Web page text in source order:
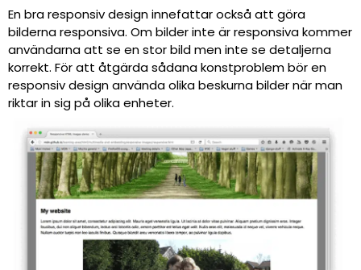
En bra responsiv design innefattar också att göra
bilderna responsiva. Om bilder inte är responsiva kommer
användarna att se en stor bild men inte se detaljerna
korrekt. För att åtgärda sådana konstproblem bör en
responsiv design använda olika beskurna bilder när man
riktar in sig på olika enheter.